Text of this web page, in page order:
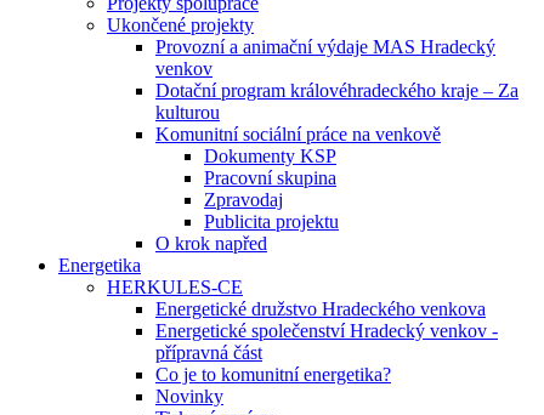
Ukončené projekty
Provozní a animační výdaje MAS Hradecký
venkov
Dotační program královéhradeckého kraje – Za
kulturou
Komunitní sociální práce na venkově
Dokumenty KSP
Pracovní skupina
Zpravodaj
Publicita projektu
O krok napřed
Energetika
HERKULES-CE
Energetické družstvo Hradeckého venkova
Energetické společenství Hradecký venkov -
přípravná část
Co je to komunitní energetika?
Novinky